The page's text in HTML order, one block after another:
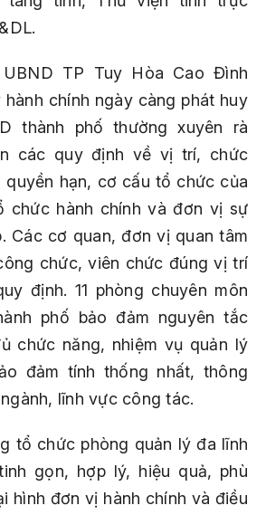
TP Tuy Hòa Cao Đình
hành chính ngày càng phát huy
thành phố thường xuyên rà
các quy định về vị trí, chức
quyền hạn, cơ cấu tổ chức của
chức hành chính và đơn vị sự
Các cơ quan, đơn vị quan tâm
chức, viên chức đúng vị trí
định. 11 phòng chuyên môn
phố bảo đảm nguyên tắc
chức năng, nhiệm vụ quản lý
đảm tính thống nhất, thông
lĩnh vực công tác.
tổ chức phòng quản lý đa lĩnh
gọn, hợp lý, hiệu quả, phù
hình đơn vị hành chính và điều